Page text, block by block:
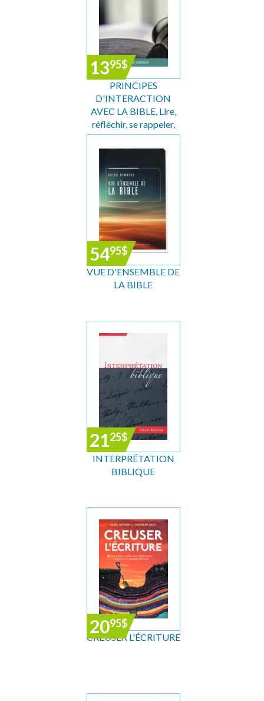
1395$
PRINCIPES
D'INTERACTION
AVEC LA BIBLE, Lire,
réfléchir, se rappeler,
répondre
5495$
VUE D'ENSEMBLE DE
LA BIBLE
2125$
INTERPRÉTATION
BIBLIQUE
2095$
CREUSER L'ÉCRITURE